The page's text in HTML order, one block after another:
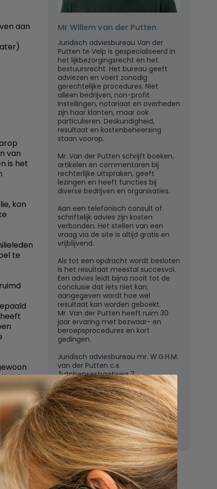
aan
van
is het
kon
te
ze
graf
graf
een
elders
is
Mr Willem van der Putten
Juridisch adviesbureau Van der
Putten te Velp is gespecialiseerd in
het lijkbezorgingsrecht en het
bestuursrecht. Het bureau geeft
adviezen en voert zonodig
gerechtelijke procedures. Niet
alleen bedrijven, non-profit
instellingen, notariaat en overheden
zijn haar klanten, maar ook
particulieren. Deskundigheid,
resultaat en kostenbeheersing
staan voorop.
Mr. Van der Putten schrijft boeken,
artikelen en commentaren bij
rechterlijke uitspraken, geeft
lezingen en heeft functies bij
diverse bedrijven en organisaties.
Aan een telefonisch consult of
schriftelijk advies zijn kosten
verbonden. Het stellen van een
vraag via de site is altijd gratis en
vrijblijvend.
Als tot een opdracht wordt besloten
is het resultaat meestal succesvol.
Een advies leidt bijna nooit tot de
conclusie dat iets niet kan;
aangegeven wordt hoe wel
resultaat kan worden geboekt.
Mr. Van der Putten heeft ruim 30
jaar ervaring met bezwaar- en
beroepsprocedures en kort
gedingen.
Juridisch adviesbureau mr. W.G.H.M.
van der Putten c.s.
Zutphensestraatweg 7
6881 WN Velp (Gld)
E-mail:
mr.vanderputten@gmail.com
Nu